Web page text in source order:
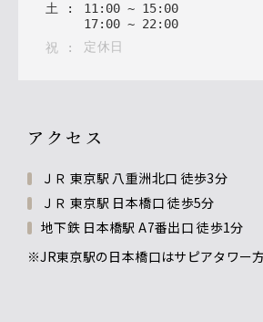
土 : 11: 00 ~ 15: 00
17: 00 ~ 22: 00
祝 : 定休日
アクセス
ＪＲ 東京駅 八重洲北口 徒歩3分
ＪＲ 東京駅 日本橋口 徒歩5分
地下鉄 日本橋駅 A7番出口 徒歩1分
※JR東京駅の日本橋口はサピアタワー方